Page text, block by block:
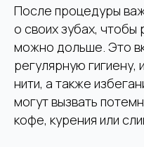
После процедуры
о своих зубах, чтобы
можно дольше. Это
регулярную гигиену,
нити, а также
могут вызвать
кофе, курения или
ПН-СБ: 09:00 – 20:30
ВС — выходной
ул. Серафимовича 2
+7 (926) 971-60-51
Клиника
«Александрия»